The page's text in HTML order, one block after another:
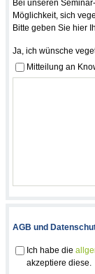
Bei unseren
Möglichkeit, sich
Bitte geben Sie hier
Ja, ich wünsche
Mitteilung an
AGB und
Ich habe die
akzeptiere diese.